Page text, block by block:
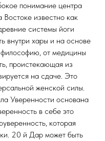
понимание центра
Востоке известно как
системы йоги
внутри хары и на основе
от медицины
проистекающая из
на сдаче. Это
женской силы.
Уверенности основана
в себе это
которая
20 й Дар может быть